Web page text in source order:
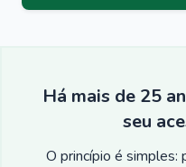
Há mais de 25
seu
O princípio é